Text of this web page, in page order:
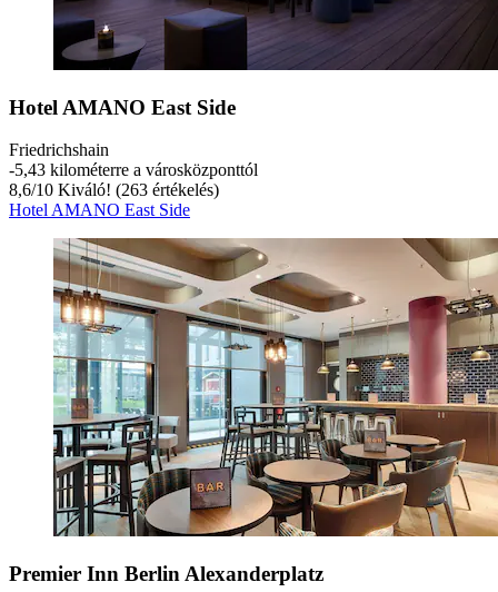
Hotel AMANO East Side
Friedrichshain
‐5,43 kilométerre a városközponttól
8,6/10 Kiváló! (263 értékelés)
Hotel AMANO East Side
Premier Inn Berlin Alexanderplatz